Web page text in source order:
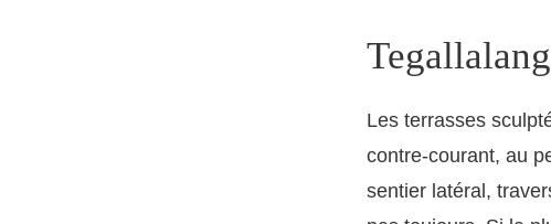
Les terrasses
contre-courant, au
sentier latéral,